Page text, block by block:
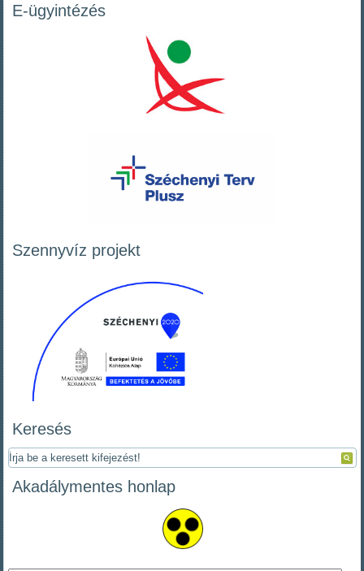
E-ügyintézés
Szennyvíz projekt
Keresés
Akadálymentes honlap